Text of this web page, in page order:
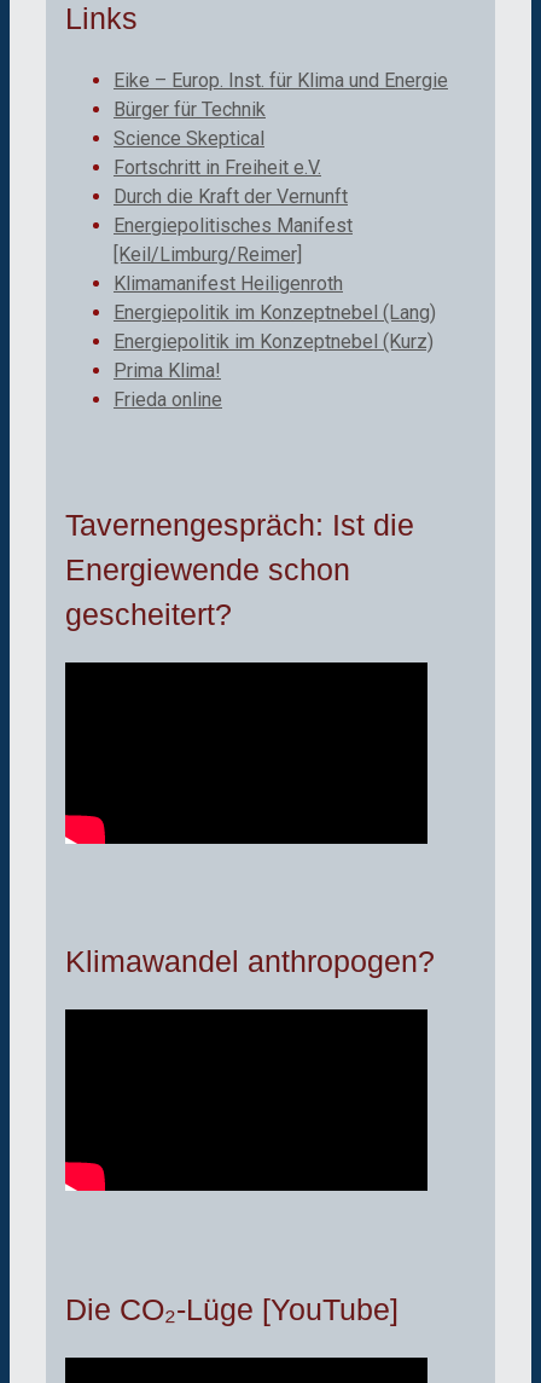
Links
Eike – Europ. Inst. für Klima und Energie
Bürger für Technik
Science Skeptical
Fortschritt in Freiheit e.V.
Durch die Kraft der Vernunft
Energiepolitisches Manifest
[Keil/Limburg/Reimer]
Klimamanifest Heiligenroth
Energiepolitik im Konzeptnebel (Lang)
Energiepolitik im Konzeptnebel (Kurz)
Prima Klima!
Frieda online
Tavernengespräch: Ist die
Energiewende schon
gescheitert?
Klimawandel anthropogen?
Die CO₂-Lüge [YouTube]